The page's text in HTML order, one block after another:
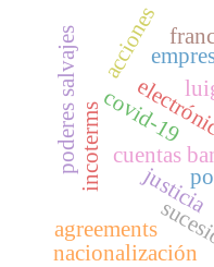
cuentas
incoterms justicia
covid-19
poderes salvajes acciones
nacionalización
agreements